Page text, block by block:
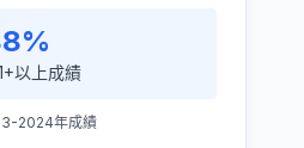
以上成績
2024年成績